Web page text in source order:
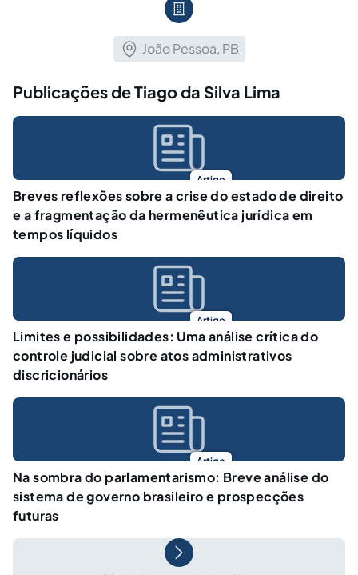
João Pessoa, PB
Publicações de Tiago da Silva Lima
Artigo
Breves reflexões sobre a crise do estado de direito
e a fragmentação da hermenêutica jurídica em
tempos líquidos
Artigo
Limites e possibilidades: Uma análise crítica do
controle judicial sobre atos administrativos
discricionários
Artigo
Na sombra do parlamentarismo: Breve análise do
sistema de governo brasileiro e prospecções
futuras